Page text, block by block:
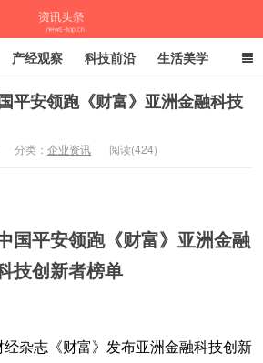
资讯头条
产经观察 科技前沿 生活美学
专栏
平安领跑《财富》亚洲金融科技
分类： 企业资讯 阅读(424)
国平安领跑《财富》亚洲金融
技创新者榜单
经杂志《财富》发布亚洲金融科技创新